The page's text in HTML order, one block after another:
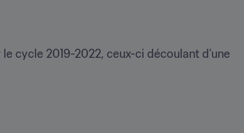
cycle 2019-2022, ceux-ci découlant d’une